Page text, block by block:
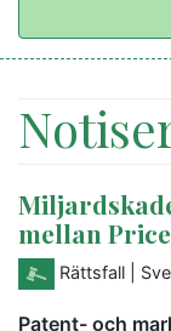
mellan
Rättsfall |
Patent- och